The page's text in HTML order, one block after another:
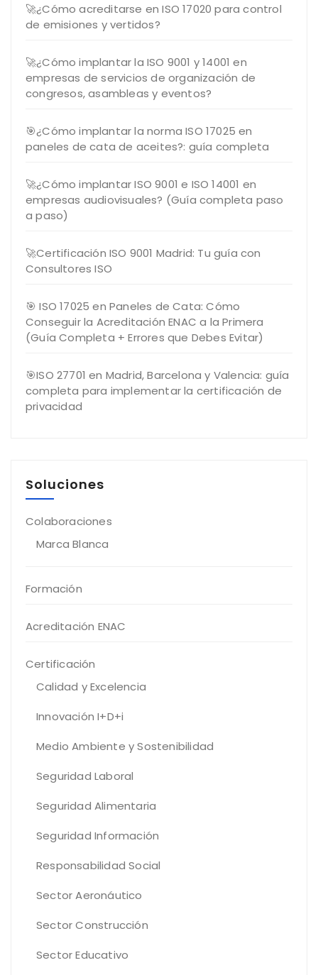
🚀¿Cómo acreditarse en ISO 17020 para control
de emisiones y vertidos?
🚀¿Cómo implantar la ISO 9001 y 14001 en
empresas de servicios de organización de
congresos, asambleas y eventos?
🎯¿Cómo implantar la norma ISO 17025 en
paneles de cata de aceites?: guía completa
🚀¿Cómo implantar ISO 9001 e ISO 14001 en
empresas audiovisuales? (Guía completa paso
a paso)
🚀Certificación ISO 9001 Madrid: Tu guía con
Consultores ISO
🎯 ISO 17025 en Paneles de Cata: Cómo
Conseguir la Acreditación ENAC a la Primera
(Guía Completa + Errores que Debes Evitar)
🎯ISO 27701 en Madrid, Barcelona y Valencia: guía
completa para implementar la certificación de
privacidad
Soluciones
Colaboraciones
Marca Blanca
Formación
Acreditación ENAC
Certificación
Calidad y Excelencia
Innovación I+D+i
Medio Ambiente y Sostenibilidad
Seguridad Laboral
Seguridad Alimentaria
Seguridad Información
Responsabilidad Social
Sector Aeronáutico
Sector Construcción
Sector Educativo